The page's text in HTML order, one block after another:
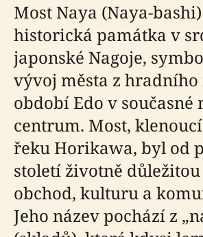
Most Naya (Naya-
historická památka v
japonské Nagoje,
vývoj města z hradního
období Edo v současné
centrum. Most,
řeku Horikawa, byl od
století životně
obchod, kulturu a
Jeho název pochází z